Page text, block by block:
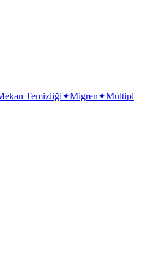
Temizliği✦Migren✦Multipl